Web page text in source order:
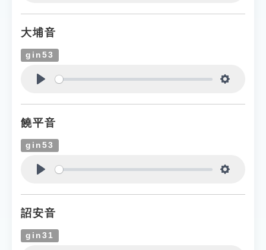
大埔音
gin53
饒平音
gin53
詔安音
gin31